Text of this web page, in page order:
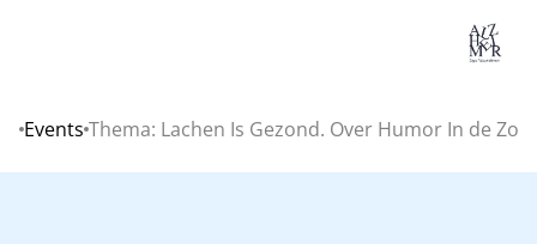
Home
Events Thema: Lachen Is Gezond. Over Humor In de